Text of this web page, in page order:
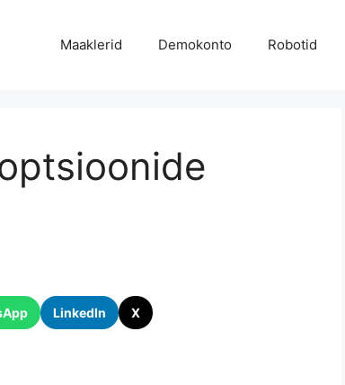
Maaklerid Demokonto Robotid
LinkedIn X